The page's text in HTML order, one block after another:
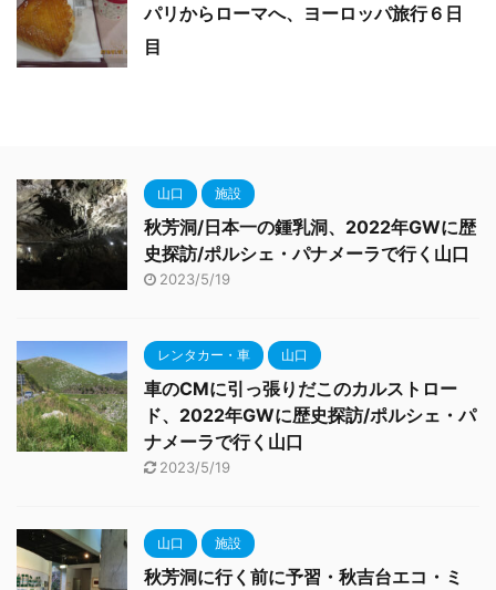
パリからローマへ、ヨーロッパ旅行６日
目
山口 施設
秋芳洞/日本一の鍾乳洞、2022年GWに歴
史探訪/ポルシェ・パナメーラで行く山口
2023/5/19
レンタカー・車 山口
車のCMに引っ張りだこのカルストロー
ド、2022年GWに歴史探訪/ポルシェ・パ
ナメーラで行く山口
2023/5/19
山口 施設
秋芳洞に行く前に予習・秋吉台エコ・ミ